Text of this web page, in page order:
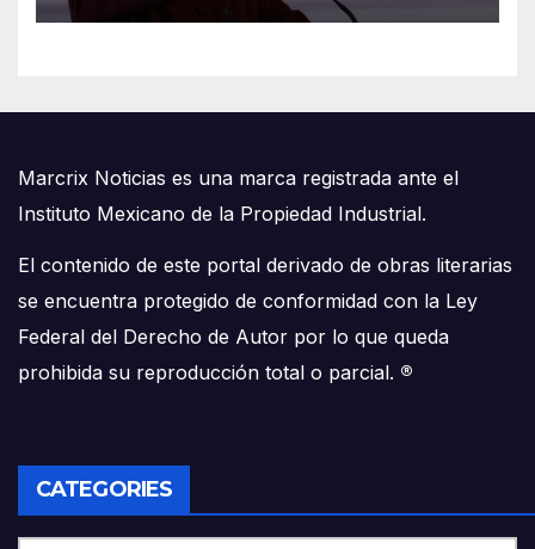
Marcrix Noticias es una marca registrada ante el
Instituto Mexicano de la Propiedad Industrial.
El contenido de este portal derivado de obras literarias
se encuentra protegido de conformidad con la Ley
Federal del Derecho de Autor por lo que queda
prohibida su reproducción total o parcial. ®
CATEGORIES